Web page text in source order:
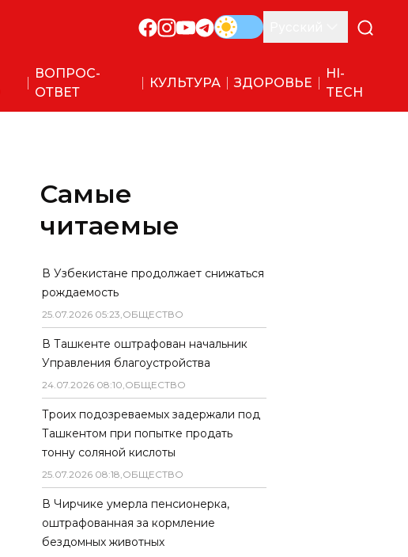
ВОПРОС-
ОТВЕТ
КУЛЬТУРА ЗДОРОВЬЕ
HI-
TECH
Самые
читаемые
В Узбекистане продолжает снижаться
рождаемость
25.07.2026 05:23,ОБЩЕСТВО
В Ташкенте оштрафован начальник
Управления благоустройства
24.07.2026 08:10,ОБЩЕСТВО
Троих подозреваемых задержали под
Ташкентом при попытке продать
тонну соляной кислоты
25.07.2026 08:18,ОБЩЕСТВО
В Чирчике умерла пенсионерка,
оштрафованная за кормление
бездомных животных